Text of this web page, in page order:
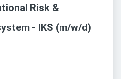
Risk &
- IKS (m/w/d)